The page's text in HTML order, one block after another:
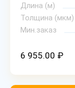
Длина (м)
Толщина (мкм)
Мин.заказ
6 955.00 ₽